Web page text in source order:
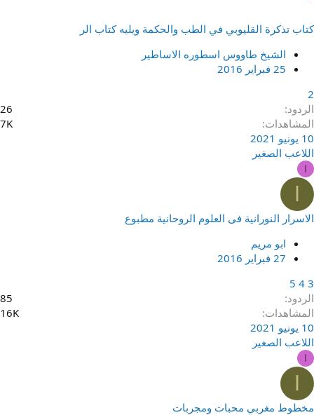
كتاب تذكرة القليوبي في الطب والحكمة ويليه كتاب الر
الشيخ طاووس اسطوره الاساطير
25 فبراير 2016
2
الردود
26
المشاهدات
7K
10 يونيو 2021
اللاعب الصغير
ا
الاسرار النورانية فى العلوم الروحانية مطبوع
ابو مريم
27 فبراير 2016
3
4
5
الردود
85
المشاهدات
16K
10 يونيو 2021
اللاعب الصغير
ا
مخطوط مغربي محبات ومجربات